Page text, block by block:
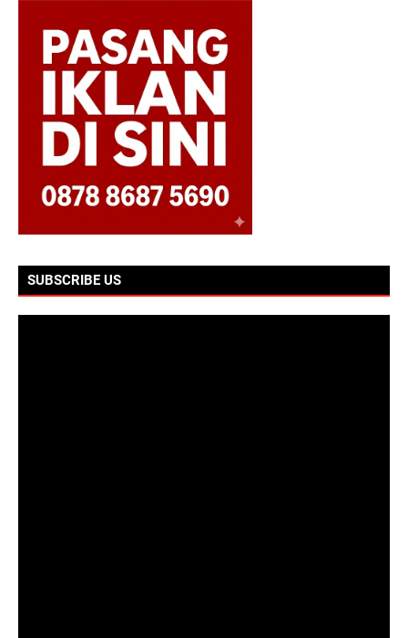
SUBSCRIBE US